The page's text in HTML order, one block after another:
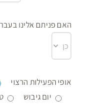
האם פניתם אלינו
אופי הפעילות הרצוי
יום גיבוש